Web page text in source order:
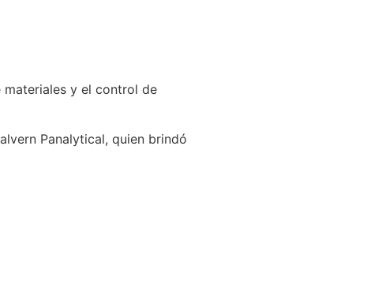
y el control de
Panalytical, quien brindó